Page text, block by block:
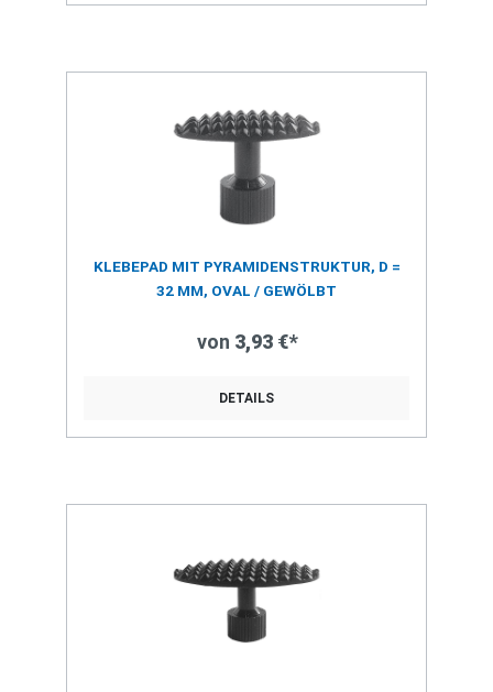
KLEBEPAD MIT PYRAMIDENSTRUKTUR, D =
32 MM, OVAL / GEWÖLBT
von 3,93 €*
DETAILS